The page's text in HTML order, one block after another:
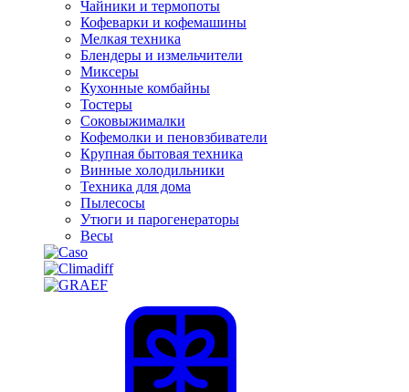
Чайники и термопоты
Кофеварки и кофемашины
Мелкая техника
Блендеры и измельчители
Миксеры
Кухонные комбайны
Тостеры
Соковыжималки
Кофемолки и пеновзбиватели
Крупная бытовая техника
Винные холодильники
Техника для дома
Пылесосы
Утюги и парогенераторы
Весы